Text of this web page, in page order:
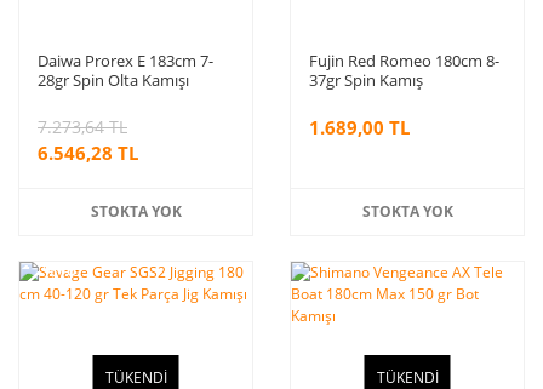
Daiwa Prorex E 183cm 7-
28gr Spin Olta Kamışı
6.546,28 TL
7.273,64 TL
STOKTA YOK
Fujin Red Romeo 180cm 8-
37gr Spin Kamış
1.689,00 TL
STOKTA YOK
%10
indirim
TÜKENDİ TÜKENDİ